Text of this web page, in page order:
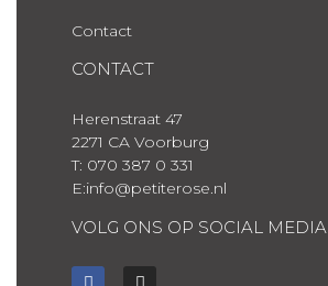
Contact
CONTACT
Herenstraat 47
2271 CA Voorburg
T: 070 387 0 331
E:info@petiterose.nl
VOLG ONS OP SOCIAL MEDIA